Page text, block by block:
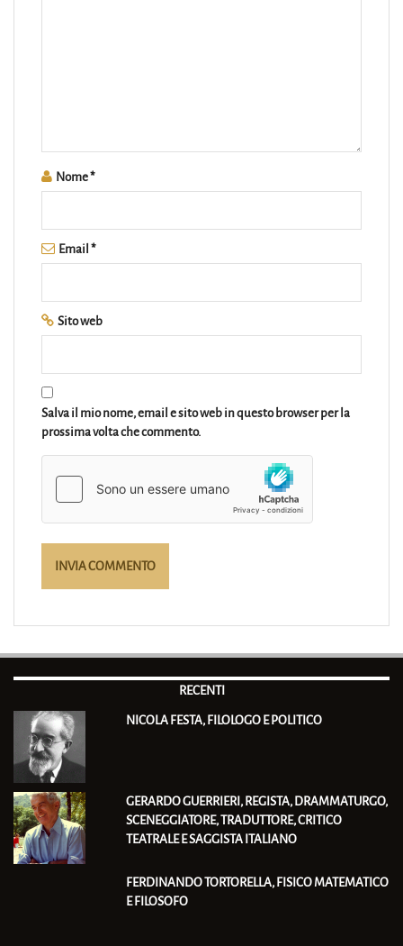
Nome*
Email *
Sito web
Salva il mio nome, email e sito web in questo browser per la
prossima volta che commento.
RECENTI
NICOLA FESTA, FILOLOGO E POLITICO
GERARDO GUERRIERI, REGISTA, DRAMMATURGO,
SCENEGGIATORE, TRADUTTORE, CRITICO
TEATRALE E SAGGISTA ITALIANO
FERDINANDO TORTORELLA, FISICO MATEMATICO
E FILOSOFO